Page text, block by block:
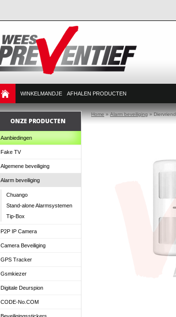
WINKELMANDJE AFHALEN PRODUCTEN
ONZE PRODUCTEN
Aanbiedingen
Fake TV
Algemene beveiliging
Alarm beveiliging
Chuango
Stand-alone Alarmsystemen
Tip-Box
P2P IP Camera
Camera Beveiliging
GPS Tracker
Gsmkiezer
Digitale Deurspion
CODE-No.COM
Home»Alarm beveiliging»